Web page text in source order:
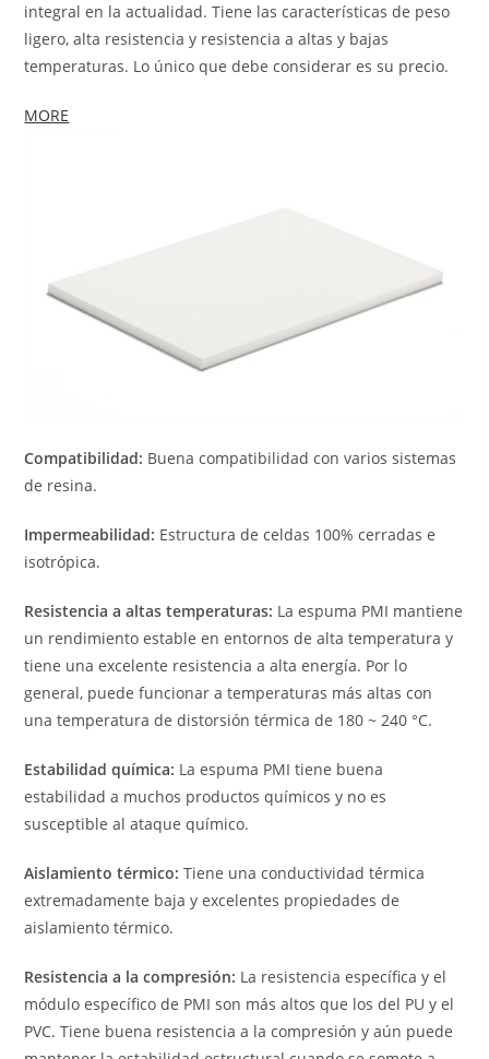
integral en la actualidad. Tiene las características de peso
ligero, alta resistencia y resistencia a altas y bajas
temperaturas. Lo único que debe considerar es su precio.
MORE
Compatibilidad: Buena compatibilidad con varios sistemas
de resina.
Impermeabilidad: Estructura de celdas 100% cerradas e
isotrópica.
Resistencia a altas temperaturas: La espuma PMI mantiene
un rendimiento estable en entornos de alta temperatura y
tiene una excelente resistencia a alta energía. Por lo
general, puede funcionar a temperaturas más altas con
una temperatura de distorsión térmica de 180 ~ 240 °C.
Estabilidad química: La espuma PMI tiene buena
estabilidad a muchos productos químicos y no es
susceptible al ataque químico.
Aislamiento térmico: Tiene una conductividad térmica
extremadamente baja y excelentes propiedades de
aislamiento térmico.
Resistencia a la compresión: La resistencia específica y el
módulo específico de PMI son más altos que los del PU y el
PVC. Tiene buena resistencia a la compresión y aún puede